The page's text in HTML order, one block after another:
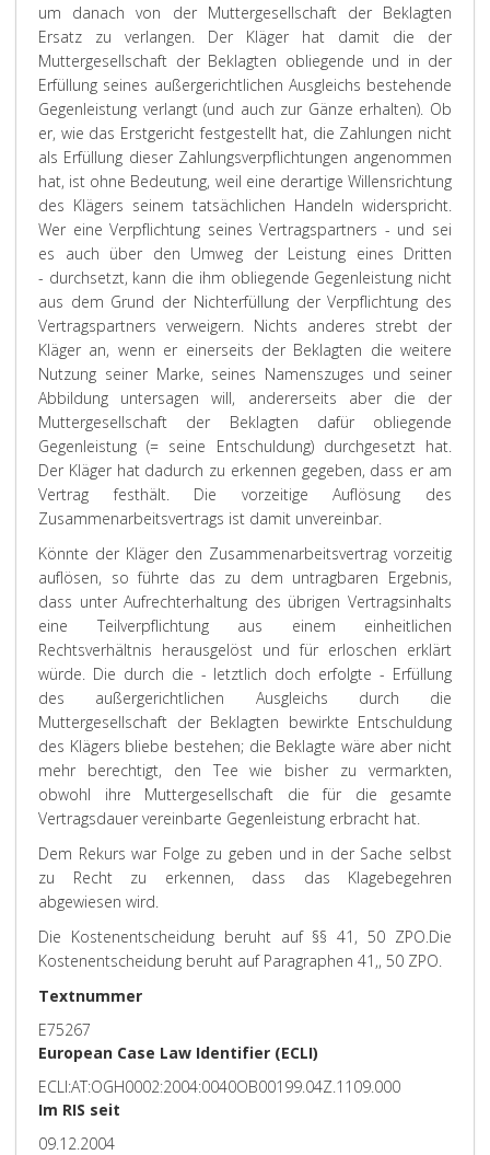
um danach von der Muttergesellschaft der Beklagten
Ersatz zu verlangen. Der Kläger hat damit die der
Muttergesellschaft der Beklagten obliegende und in der
Erfüllung seines außergerichtlichen Ausgleichs bestehende
Gegenleistung verlangt (und auch zur Gänze erhalten). Ob
er, wie das Erstgericht festgestellt hat, die Zahlungen nicht
als Erfüllung dieser Zahlungsverpflichtungen angenommen
hat, ist ohne Bedeutung, weil eine derartige Willensrichtung
des Klägers seinem tatsächlichen Handeln widerspricht.
Wer eine Verpflichtung seines Vertragspartners - und sei
es auch über den Umweg der Leistung eines Dritten
- durchsetzt, kann die ihm obliegende Gegenleistung nicht
aus dem Grund der Nichterfüllung der Verpflichtung des
Vertragspartners verweigern. Nichts anderes strebt der
Kläger an, wenn er einerseits der Beklagten die weitere
Nutzung seiner Marke, seines Namenszuges und seiner
Abbildung untersagen will, andererseits aber die der
Muttergesellschaft der Beklagten dafür obliegende
Gegenleistung (= seine Entschuldung) durchgesetzt hat.
Der Kläger hat dadurch zu erkennen gegeben, dass er am
Vertrag festhält. Die vorzeitige Auflösung des
Zusammenarbeitsvertrags ist damit unvereinbar.
Könnte der Kläger den Zusammenarbeitsvertrag vorzeitig
auflösen, so führte das zu dem untragbaren Ergebnis,
dass unter Aufrechterhaltung des übrigen Vertragsinhalts
eine Teilverpflichtung aus einem einheitlichen
Rechtsverhältnis herausgelöst und für erloschen erklärt
würde. Die durch die - letztlich doch erfolgte - Erfüllung
des außergerichtlichen Ausgleichs durch die
Muttergesellschaft der Beklagten bewirkte Entschuldung
des Klägers bliebe bestehen; die Beklagte wäre aber nicht
mehr berechtigt, den Tee wie bisher zu vermarkten,
obwohl ihre Muttergesellschaft die für die gesamte
Vertragsdauer vereinbarte Gegenleistung erbracht hat.
Dem Rekurs war Folge zu geben und in der Sache selbst
zu Recht zu erkennen, dass das Klagebegehren
abgewiesen wird.
Die Kostenentscheidung beruht auf §§ 41, 50 ZPO.Die
Kostenentscheidung beruht auf Paragraphen 41,, 50 ZPO.
Textnummer
E75267
European Case Law Identifier (ECLI)
ECLI:AT:OGH0002:2004:0040OB00199.04Z.1109.000
Im RIS seit
09.12.2004